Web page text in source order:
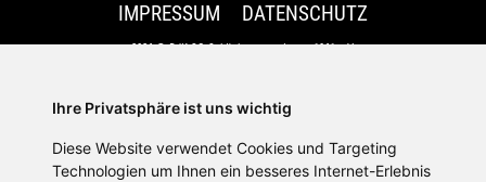
Ihre Privatsphäre ist uns wichtig
Diese Website verwendet Cookies und Targeting
Technologien um Ihnen ein besseres Internet-Erlebnis
IMPRESSUM DATENSCHUTZ
2026 © DJK SG Schönbrunn am Lusen 1961 e.V.